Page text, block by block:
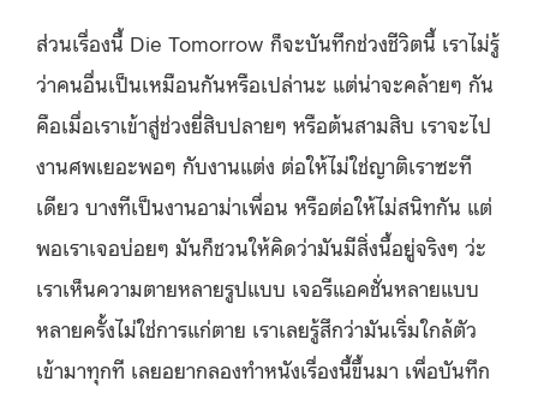
ส่วนเรื่องนี้ Die Tomorrow ก็จะบันทึกช่วงชีวิตนี้ เราไม่รู้
ว่าคนอื่นเป็นเหมือนกันหรือเปล่านะ แต่น่าจะคล้ายๆ กัน
คือเมื่อเราเข้าสู่ช่วงยี่สิบปลายๆ หรือต้นสามสิบ เราจะไป
งานศพเยอะพอๆ กับงานแต่ง ต่อให้ไม่ใช่ญาติเราซะที
เดียว บางทีเป็นงานอาม่าเพื่อน หรือต่อให้ไม่สนิทกัน แต่
พอเราเจอบ่อยๆ มันก็ชวนให้คิดว่ามันมีสิ่งนี้อยู่จริงๆ ว่ะ
เราเห็นความตายหลายรูปแบบ เจอรีแอคชั่นหลายแบบ
หลายครั้งไม่ใช่การแก่ตาย เราเลยรู้สึกว่ามันเริ่มใกล้ตัว
เข้ามาทุกที เลยอยากลองทำหนังเรื่องนี้ขึ้นมา เพื่อบันทึก